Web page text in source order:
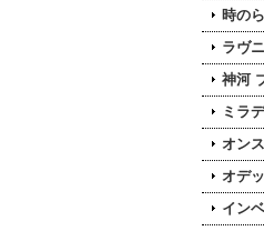
時の
ラヴ
神河
ミラ
オン
オデ
イン